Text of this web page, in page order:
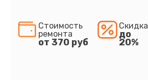
Стоимость
ремонта
от 370 руб
Скидка
до
20%